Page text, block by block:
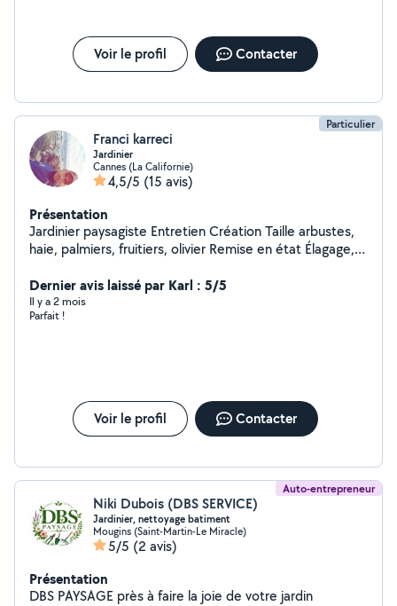
Voir le profil Contacter
Particulier
Franci karreci
Jardinier
Cannes (La Californie)
4,5/5 (15 avis)
Présentation
Jardinier paysagiste Entretien Création Taille arbustes,
haie, palmiers, fruitiers, olivier Remise en état Élagage,
réparation, réglage, vérification ) Traitement palmiers et
phytosanitaires Bricoleur (connaissance en plomberie,
électricité, petite maçonnerie, des petits réparations,
Dernier avis laissé par Karl : 5/5
Il y a 2 mois
Parfait !
Voir le profil Contacter
Auto-entrepreneur
Niki Dubois (DBS SERVICE)
Jardinier, nettoyage batiment
Mougins (Saint-Martin-Le Miracle)
5/5 (2 avis)
Présentation
DBS PAYSAGE près à faire la joie de votre jardin